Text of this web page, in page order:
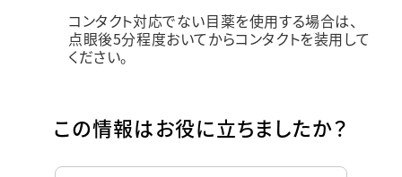
コンタクト対応でない目薬を使用する場合は、
点眼後5分程度おいてからコンタクトを装用して
ください。
この情報はお役に立ちましたか？